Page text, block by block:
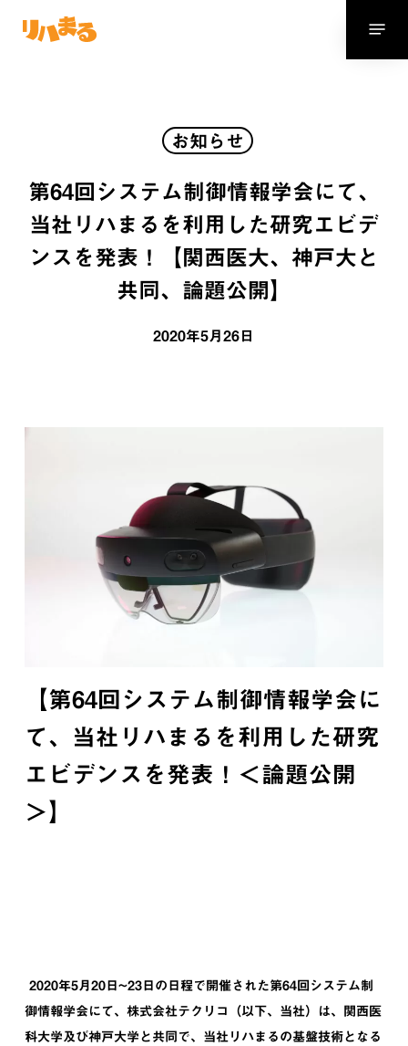
お知らせ
第64回システム制御情報学会にて、
当社リハまるを利用した研究エビデ
ンスを発表！【関西医大、神戸大と
共同、論題公開】
2020年5月26日
【第64回システム制御情報学会に
て、当社リハまるを利用した研究
エビデンスを発表！＜論題公開
＞】
2020年5月20日~23日の日程で開催された第64回システム制
御情報学会にて、株式会社テクリコ（以下、当社）は、関西医
科大学及び神戸大学と共同で、当社リハまるの基盤技術となる